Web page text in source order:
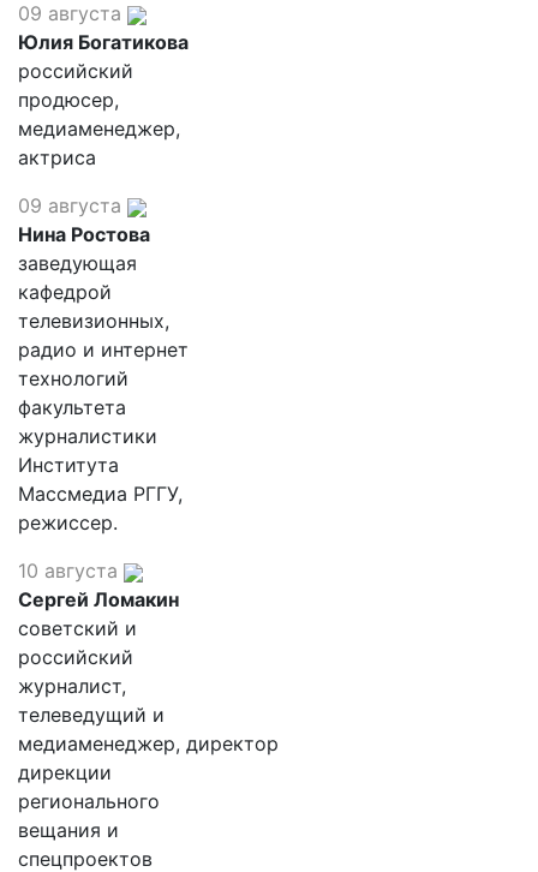
09 августа
Юлия Богатикова
российский
продюсер,
медиаменеджер,
актриса
09 августа
Нина Ростова
заведующая
кафедрой
телевизионных,
радио и интернет
технологий
факультета
журналистики
Института
Массмедиа РГГУ,
режиссер.
10 августа
Сергей Ломакин
советский и
российский
журналист,
телеведущий и
медиаменеджер, директор
дирекции
регионального
вещания и
спецпроектов